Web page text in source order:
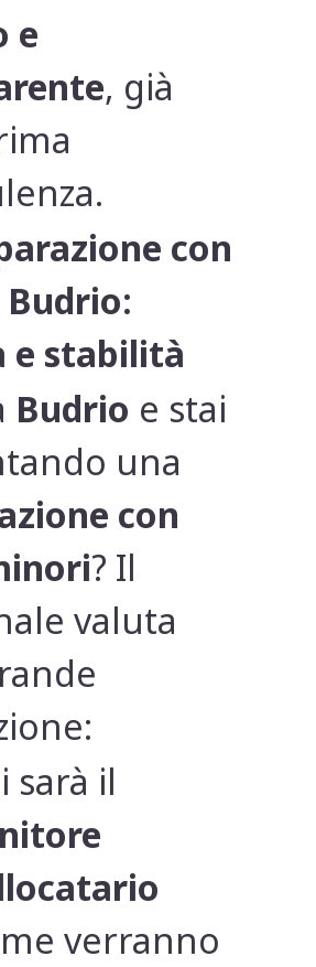
e
, già
con
e stabilità
Budrio e stai
una
con
? Il
valuta
sarà il
verranno